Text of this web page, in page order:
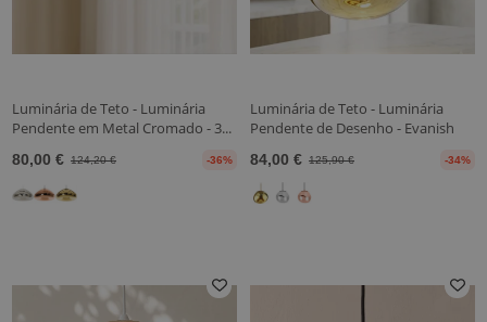
Luminária de Teto - Luminária
Pendente em Metal Cromado - 3...
80,00 € 124,20 € -36%
Luminária de Teto - Luminária
Pendente de Desenho - Evanish
84,00 € 125,90 € -34%